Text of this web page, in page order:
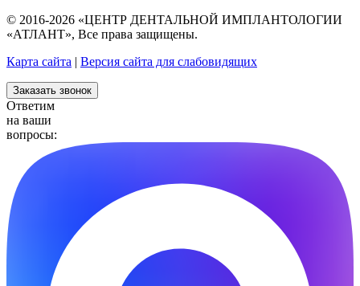
© 2016-2026 «ЦЕНТР ДЕНТАЛЬНОЙ ИМПЛАНТОЛОГИИ
«АТЛАНТ», Все права защищены.
Карта сайта | Версия сайта для слабовидящих
Заказать звонок
Ответим
на ваши
вопросы: